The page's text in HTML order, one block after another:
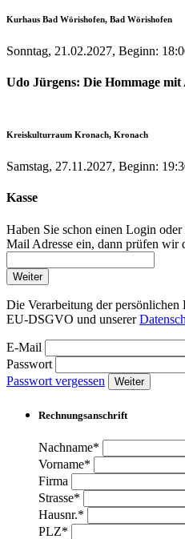
Kurhaus Bad Wörishofen, Bad Wörishofen
Sonntag, 21.02.2027, Beginn:
Udo Jürgens: Die Hommage
Kreiskulturraum Kronach, Kronach
Samstag, 27.11.2027, Beginn:
Kasse
Haben Sie schon einen Login
Mail Adresse ein, dann prüfen wir
Weiter
Die Verarbeitung der
EU-DSGVO und unserer
E-Mail
Passwort
Passwort vergessen
Weiter
Rechnungsanschrift
Nachname*
Vorname*
Firma
Strasse*
Hausnr.*
PLZ*